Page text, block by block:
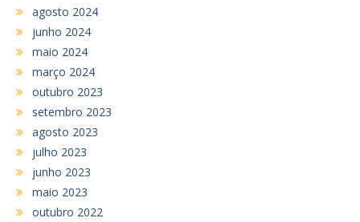
agosto 2024
junho 2024
maio 2024
março 2024
outubro 2023
setembro 2023
agosto 2023
julho 2023
junho 2023
maio 2023
outubro 2022